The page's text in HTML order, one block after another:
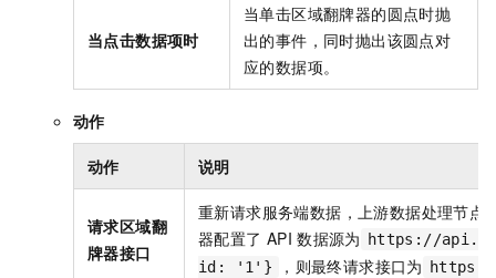
当点击数据项时
当单击区域翻牌器的圆点时抛
出的事件，同时抛出该圆点对
应的数据项。
动作
动作 说明
请求区域翻
牌器接口
重新请求服务端数据，上游数据处理节点
器配置了 API 数据源为
https://
id: '1'}
，则最终请求接口为